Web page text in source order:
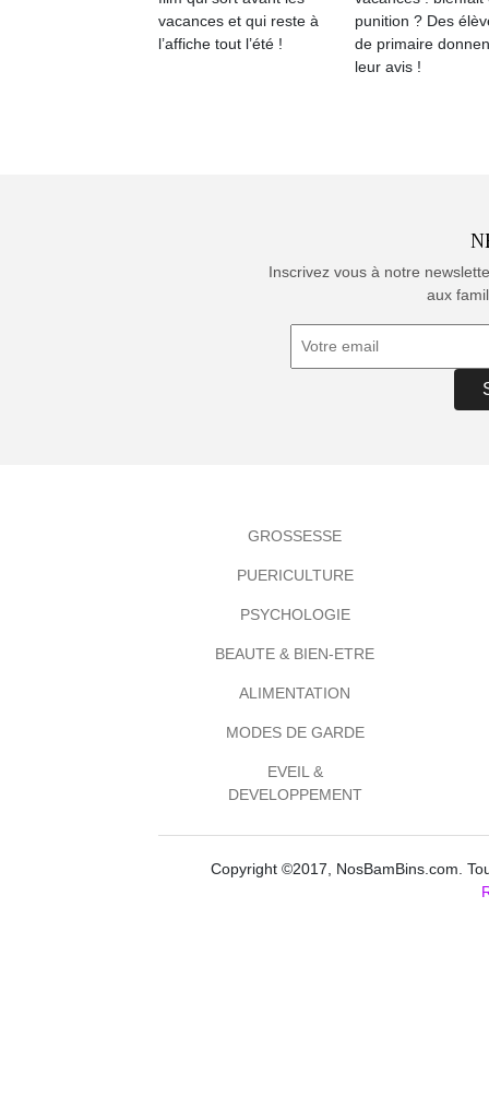
vacances et qui reste à
l’affiche tout l’été !
punition ? Des
de primaire
leur avis !
Inscrivez vous à notre
aux
GROSSESSE
PUERICULTURE
PSYCHOLOGIE
BEAUTE & BIEN-ETRE
ALIMENTATION
MODES DE GARDE
EVEIL &
DEVELOPPEMENT
Copyright ©2017, NosBamBins.com.